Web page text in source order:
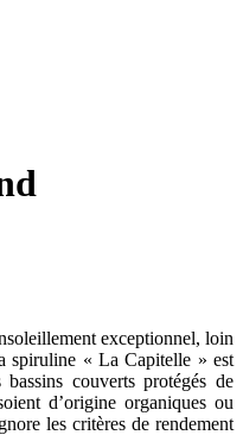
exceptionnel, loin
spiruline « La Capitelle » est
couverts protégés de
d’origine organiques ou
les critères de rendement